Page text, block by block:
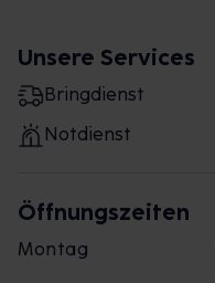
Unsere Services
Bringdienst
Notdienst
Öffnungszeiten
Montag